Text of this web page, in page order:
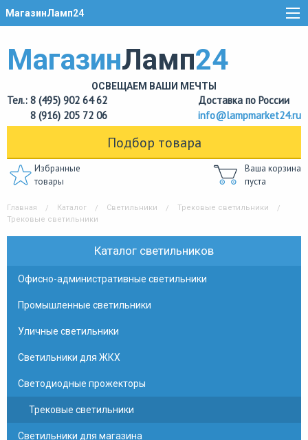
МагазинЛамп24
МагазинЛамп24
ОСВЕЩАЕМ ВАШИ МЕЧТЫ
Тел.: 8 (495) 902 64 62
8 (916) 205 72 06
Доставка по России
info@lampmarket24.ru
Подбор товара
Избранные
товары
Ваша корзина
пуста
Главная Каталог Светильники
Трековые светильники
Трековые светильники
Каталог светильников
Офисно-административные светильники
Промышленные светильники
Уличные светильники
Светильники для ЖКХ
Светодиодные прожекторы
Трековые светильники
Светильники для магазина